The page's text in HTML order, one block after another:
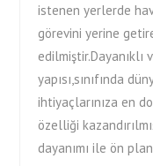
istenen yerlerde
görevini yerine
edilmiştir.Dayanıklı
yapısı,sınıfında
ihtiyaçlarınıza en
özelliği
dayanımı ile ön